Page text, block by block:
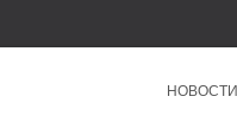
НОВОСТИ